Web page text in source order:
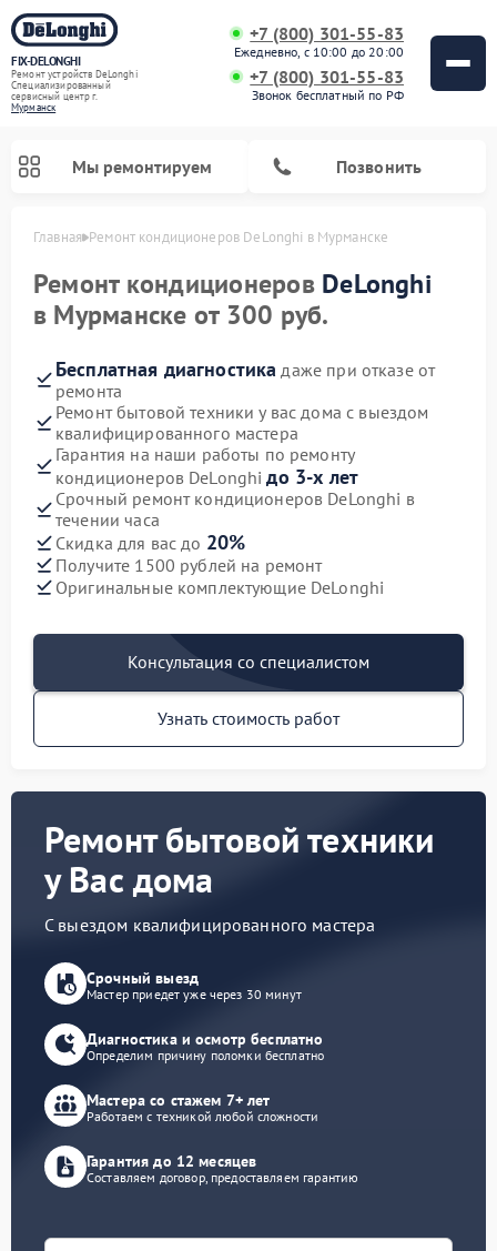
FIX-DELONGHI
Ремонт устройств DeLonghi
Специализированный
cервисный центр г.
Мурманск
+7 (800) 301-55-83
Ежедневно, с 10:00 до 20:00
+7 (800) 301-55-83
Звонок бесплатный по РФ
Мы ремонтируем Позвонить
Главная Ремонт кондиционеров DeLonghi в Мурманске
Ремонт кондиционеров DeLonghi
в Мурманске от 300 руб.
Бесплатная диагностика даже при отказе от
ремонта
Ремонт бытовой техники у вас дома с выездом
квалифицированного мастера
Гарантия на наши работы по ремонту
кондиционеров DeLonghiдо 3-х лет
Срочный ремонт кондиционеров DeLonghi в
течении часа
Скидка для вас до 20%
Получите 1500 рублей на ремонт
Оригинальные комплектующие DeLonghi
Консультация со специалистом
Узнать стоимость работ
Ремонт бытовой техники
у Вас дома
С выездом квалифицированного мастера
Срочный выезд
Мастер приедет уже через 30 минут
Диагностика и осмотр бесплатно
Определим причину поломки бесплатно
Мастера со стажем 7+ лет
Работаем с техникой любой сложности
Гарантия до 12 месяцев
Составляем договор, предоставляем гарантию